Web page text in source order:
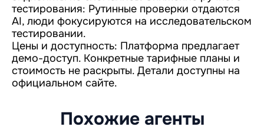
тестирования: Рутинные проверки отдаются
AI, люди фокусируются на исследовательском
тестировании.
Цены и доступность: Платформа предлагает
демо-доступ. Конкретные тарифные планы и
стоимость не раскрыты. Детали доступны на
официальном сайте.
Похожие агенты